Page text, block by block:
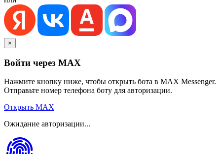
×
Войти через MAX
Нажмите кнопку ниже, чтобы открыть бота в MAX Messenger.
Отправьте номер телефона боту для авторизации.
Открыть MAX
Ожидание авторизации...